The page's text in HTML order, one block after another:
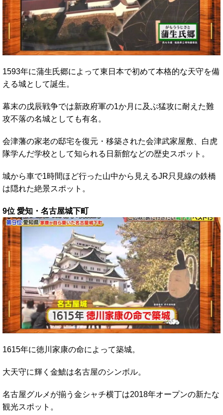
1593年に蒲生氏郷によって東日本で初めて本格的な天守を備
える城として誕生。
幕末の戊辰戦争では新政府軍の1か月に及ぶ猛攻に耐えた難
攻不落の名城としても有名。
会津藩の家老の邸宅を復元・移築された会津武家屋敷、白虎
隊学んだ学校として知られる日新館などの歴史スポット。
城から車で1時間ほど行った山中から見えるJR只見線の鉄橋
は隠れた絶景スポット。
9位 愛知・名古屋城下町
1615年に徳川家康の命によって築城。
大天守に輝く金鯱は名古屋のシンボル。
名古屋グルメが揃う金シャチ横丁は2018年オープンの新たな
観光スポット。